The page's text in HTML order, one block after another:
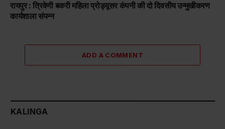
रायपुर : त्रिवेणी बकरी महिला प्रोड्यूसर कंपनी की दो दिवसीय उन्मुखीकरण
कार्यशाला संपन्न
ADD A COMMENT
KALINGA